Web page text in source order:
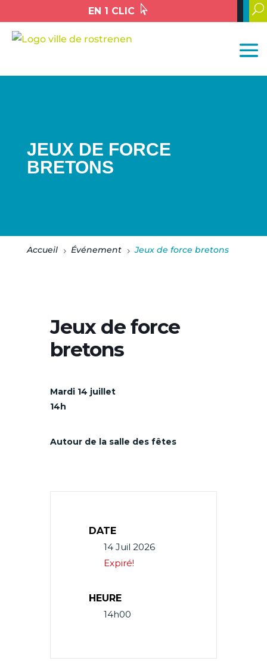
EN 1 CLIC  U
JEUX DE FORCE
BRETONS
Accueil 5 Événement 5 Jeux de force bretons
Jeux de force
bretons
Mardi 14 juillet
14h
Autour de la salle des fêtes
DATE
14 Juil 2026
Expiré!
HEURE
14h00